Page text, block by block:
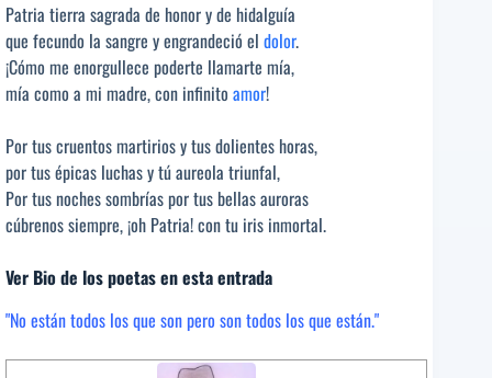
Patria tierra sagrada de honor y de hidalguía
que fecundo la sangre y engrandeció el dolor.
¡Cómo me enorgullece poderte llamarte mía,
mía como a mi madre, con infinito amor!
Por tus cruentos martirios y tus dolientes horas,
por tus épicas luchas y tú aureola triunfal,
Por tus noches sombrías por tus bellas auroras
cúbrenos siempre, ¡oh Patria! con tu iris inmortal.
Ver Bio de los poetas en esta entrada
"No están todos los que son pero son todos los que están."